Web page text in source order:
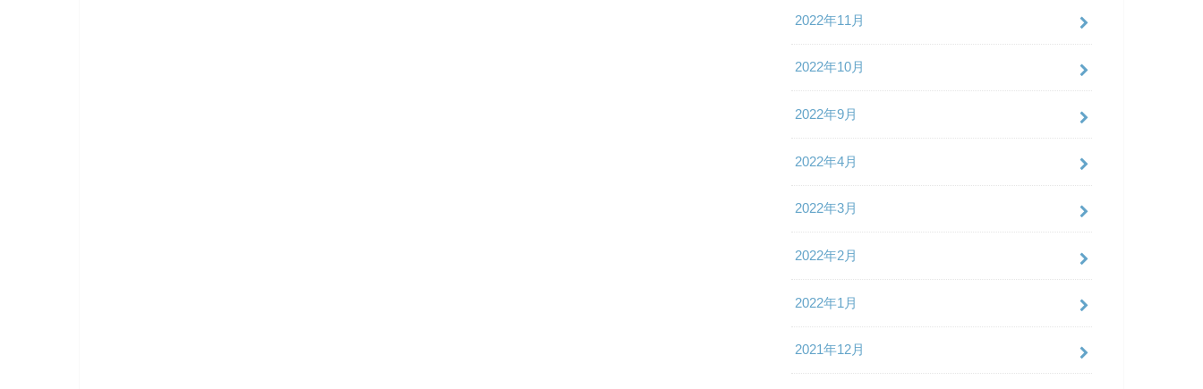
2022年11月
2022年10月
2022年9月
2022年4月
2022年3月
2022年2月
2022年1月
2021年12月